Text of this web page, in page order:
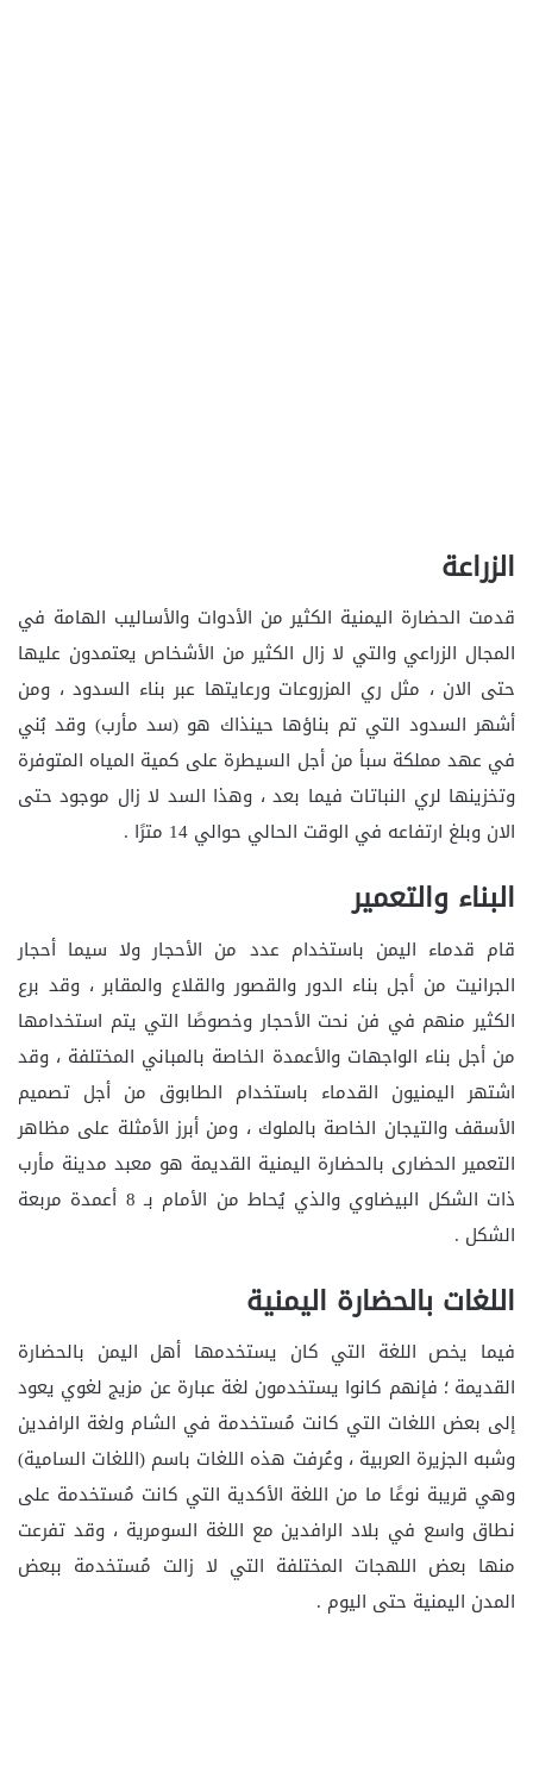
الزراعة
قدمت الحضارة اليمنية الكثير من الأدوات والأساليب الهامة في
المجال الزراعي والتي لا زال الكثير من الأشخاص يعتمدون عليها
حتى الان ، مثل ري المزروعات ورعايتها عبر بناء السدود ، ومن
أشهر السدود التي تم بناؤها حينذاك هو (سد مأرب) وقد بُني
في عهد مملكة سبأ من أجل السيطرة على كمية المياه المتوفرة
وتخزينها لري النباتات فيما بعد ، وهذا السد لا زال موجود حتى
الان وبلغ ارتفاعه في الوقت الحالي حوالي 14 مترًا .
البناء والتعمير
قام قدماء اليمن باستخدام عدد من الأحجار ولا سيما أحجار
الجرانيت من أجل بناء الدور والقصور والقلاع والمقابر ، وقد برع
الكثير منهم في فن نحت الأحجار وخصوصًا التي يتم استخدامها
من أجل بناء الواجهات والأعمدة الخاصة بالمباني المختلفة ، وقد
اشتهر اليمنيون القدماء باستخدام الطابوق من أجل تصميم
الأسقف والتيجان الخاصة بالملوك ، ومن أبرز الأمثلة على مظاهر
التعمير الحضارى بالحضارة اليمنية القديمة هو معبد مدينة مأرب
ذات الشكل البيضاوي والذي يُحاط من الأمام بـ 8 أعمدة مربعة
الشكل .
اللغات بالحضارة اليمنية
فيما يخص اللغة التي كان يستخدمها أهل اليمن بالحضارة
القديمة ؛ فإنهم كانوا يستخدمون لغة عبارة عن مزيج لغوي يعود
إلى بعض اللغات التي كانت مُستخدمة في الشام ولغة الرافدين
وشبه الجزيرة العربية ، وعُرفت هذه اللغات باسم (اللغات السامية)
وهي قريبة نوعًا ما من اللغة الأكدية التي كانت مُستخدمة على
نطاق واسع في بلاد الرافدين مع اللغة السومرية ، وقد تفرعت
منها بعض اللهجات المختلفة التي لا زالت مُستخدمة ببعض
المدن اليمنية حتى اليوم .